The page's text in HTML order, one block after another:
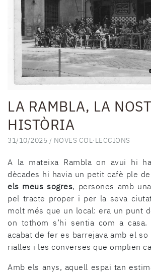
LA RAMBLA, LA
HISTÒRIA
31/10/2025 / NOVES COL·LECCIONS
A la mateixa Rambla on avui hi ha
dècades hi havia un petit cafè ple
els meus sogres, persones amb
pel tracte proper i per la seva
molt més que un local: era un punt
on tothom s’hi sentia com a casa.
acabat de fer es barrejava amb el
rialles i les converses que omplien
Amb els anys, aquell espai tan